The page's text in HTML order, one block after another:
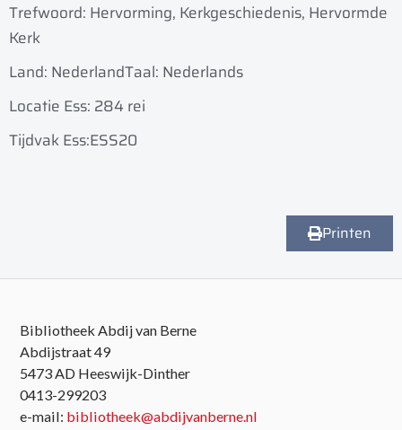
Trefwoord: Hervorming, Kerkgeschiedenis, Hervormde
Kerk
Land: NederlandTaal: Nederlands
Locatie Ess: 284 rei
Tijdvak Ess:ESS20
Printen
Bibliotheek Abdij van Berne
Abdijstraat 49
5473 AD Heeswijk-Dinther
0413-299203
e-mail: bibliotheek@abdijvanberne.nl